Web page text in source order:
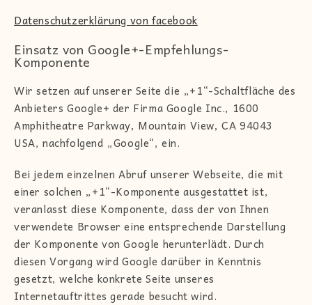
Datenschutzerklärung von facebook
Einsatz von Google+-Empfehlungs-
Komponente
Wir setzen auf unserer Seite die „+1“-Schaltfläche des
Anbieters Google+ der Firma Google Inc., 1600
Amphitheatre Parkway, Mountain View, CA 94043
USA, nachfolgend „Google“, ein.
Bei jedem einzelnen Abruf unserer Webseite, die mit
einer solchen „+1“-Komponente ausgestattet ist,
veranlasst diese Komponente, dass der von Ihnen
verwendete Browser eine entsprechende Darstellung
der Komponente von Google herunterlädt. Durch
diesen Vorgang wird Google darüber in Kenntnis
gesetzt, welche konkrete Seite unseres
Internetauftrittes gerade besucht wird.